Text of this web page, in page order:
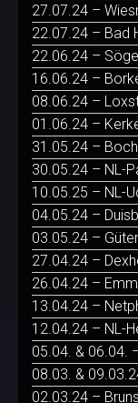
27.07.24 –
22.07.24 – Bad
22.06.24 –
16.06.24 –
08.06.24 –
01.06.24 –
31.05.24 –
30.05.24 – NL-
10.05.25 – NL-
04.05.24 –
03.05.24 –
27.04.24 –
26.04.24 –
13.04.24 –
12.04.24 – NL-
05.04. & 06.04.
08.03. &
02.03.24 –